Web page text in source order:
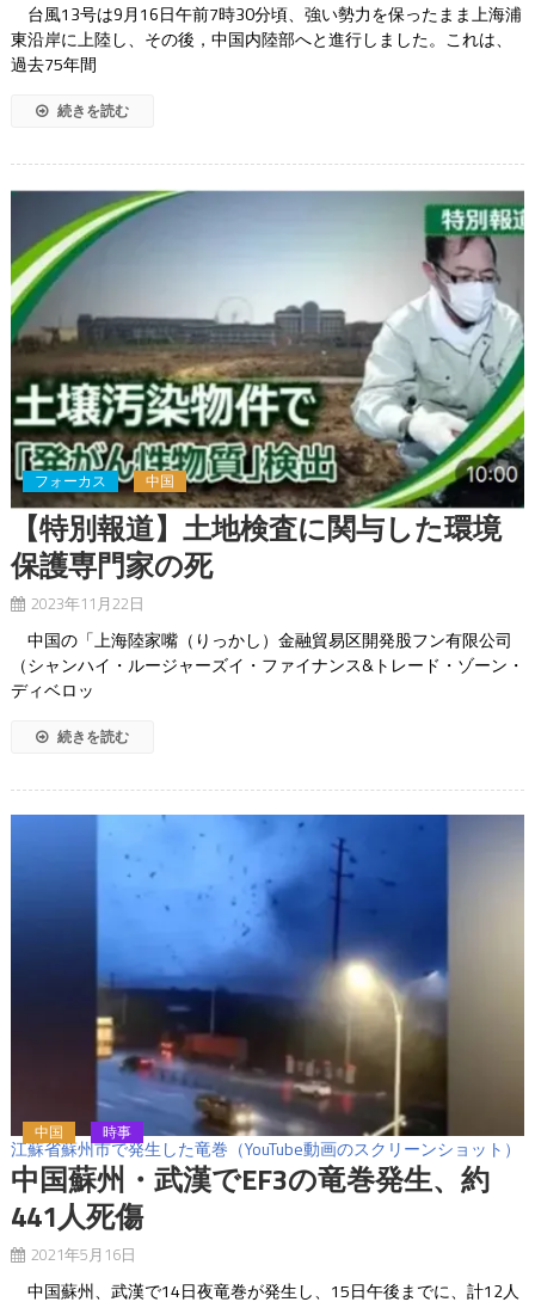
台風13号は9月16日午前7時30分頃、強い勢力を保ったまま上海浦
東沿岸に上陸し、その後，中国内陸部へと進行しました。これは、
過去75年間
続きを読む
フォーカス 中国
【特別報道】土地検査に関与した環境
保護専門家の死
2023年11月22日
中国の「上海陸家嘴（りっかし）金融貿易区開発股フン有限公司
（シャンハイ・ルージャーズイ・ファイナンス&トレード・ゾーン・
ディベロッ
続きを読む
江蘇省蘇州市で発生した竜巻（YouTube動画のスクリーンショット）
中国 時事
中国蘇州・武漢でEF3の竜巻発生、約
441人死傷
2021年5月16日
中国蘇州、武漢で14日夜竜巻が発生し、15日午後までに、計12人